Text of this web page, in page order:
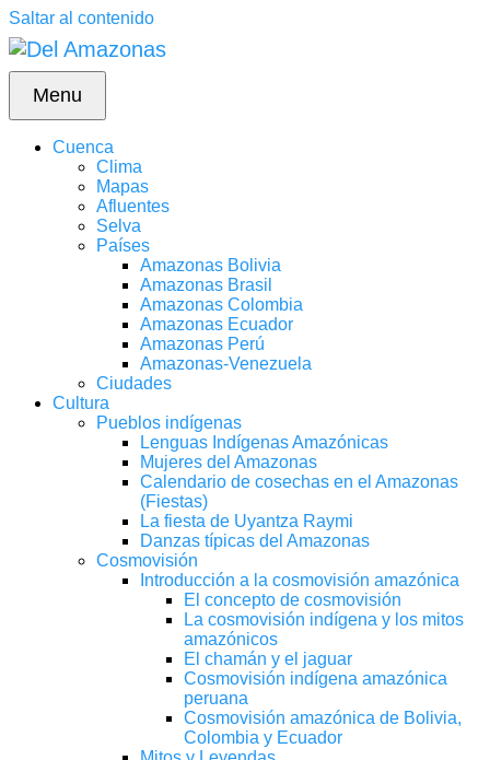
Saltar al contenido
Menu
Cuenca
Clima
Mapas
Afluentes
Selva
Países
Amazonas Bolivia
Amazonas Brasil
Amazonas Colombia
Amazonas Ecuador
Amazonas Perú
Amazonas-Venezuela
Ciudades
Cultura
Pueblos indígenas
Lenguas Indígenas Amazónicas
Mujeres del Amazonas
Calendario de cosechas en el Amazonas
(Fiestas)
La fiesta de Uyantza Raymi
Danzas típicas del Amazonas
Cosmovisión
Introducción a la cosmovisión amazónica
El concepto de cosmovisión
La cosmovisión indígena y los mitos
amazónicos
El chamán y el jaguar
Cosmovisión indígena amazónica
peruana
Cosmovisión amazónica de Bolivia,
Colombia y Ecuador